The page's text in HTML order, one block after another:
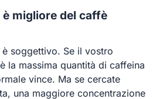
migliore del caffè
soggettivo. Se il vostro
la massima quantità di caffeina
vince. Ma se cercate
una maggiore concentrazione